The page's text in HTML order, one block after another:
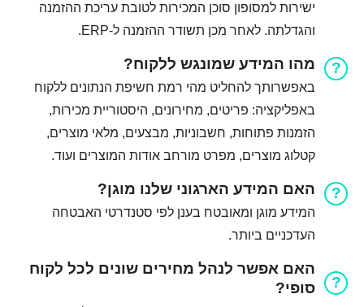
ישירות למסופון סוכן המכירות לטובת עריכת ההזמנה
והגדלתה. לאחר מכן תשודר ההזמנה ל-ERP.
מהו המידע שמונגש ללקוח?
באפשרותך להחליט מהי רמת חשיפת הנתונים ללקוח
באפליקציה: פריטים, מחירונים, היסטוריית מכירות,
הזמנות פתוחות, חשבוניות, מבצעים, מלאי מוצרים,
קטלוג מוצרים, מפרט מורחב אודות המוצרים ועוד.
האם המידע הארגוני שלנו מוגן?
המידע מוגן ומאובטח בענן לפי סטנדרטי האבטחה
העדכניים ביותר.
האם אפשר לנהל מחירים שונים לכל לקוח
סופי?